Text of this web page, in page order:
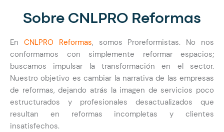
Sobre CNLPRO Reformas
En CNLPRO Reformas, somos Proreformistas. No nos
conformamos con simplemente reformar espacios;
buscamos impulsar la transformación en el sector.
Nuestro objetivo es cambiar la narrativa de las empresas
de reformas, dejando atrás la imagen de servicios poco
estructurados y profesionales desactualizados que
resultan en reformas incompletas y clientes
insatisfechos.